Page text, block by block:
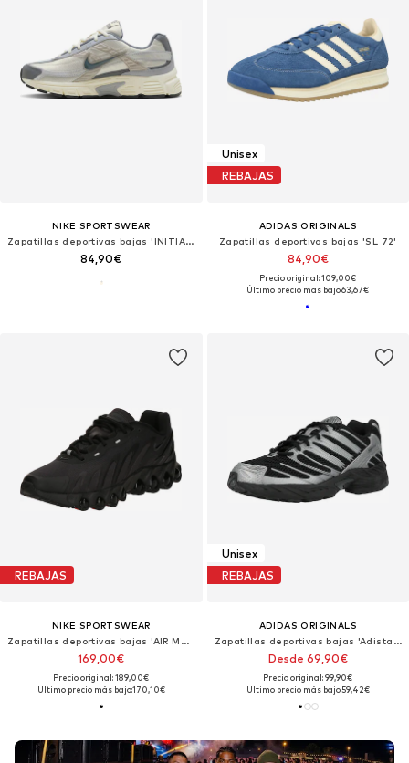
NIKE SPORTSWEAR
Zapatillas deportivas bajas 'INITIATOR'
84,90€
Unisex
REBAJAS
ADIDAS ORIGINALS
Zapatillas deportivas bajas 'SL 72'
84,90€
Precio original: 109,00€
Último precio más bajo:63,67€
REBAJAS
NIKE SPORTSWEAR
Zapatillas deportivas bajas 'AIR MAX DN8'
169,00€
Precio original: 189,00€
Último precio más bajo:170,10€
Unisex
REBAJAS
ADIDAS ORIGINALS
Zapatillas deportivas bajas 'Adistar Control 3'
Desde 69,90€
Precio original: 99,90€
Último precio más bajo:59,42€